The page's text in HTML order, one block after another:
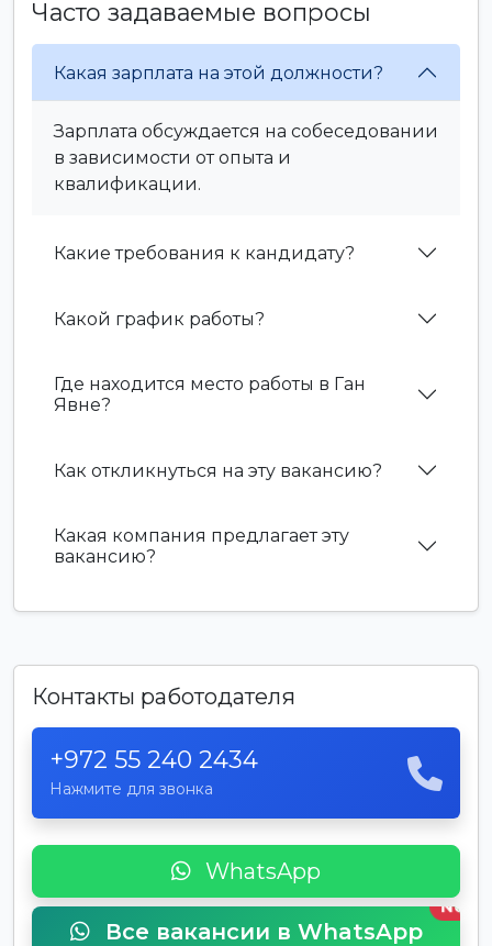
Часто задаваемые вопросы
Какая зарплата на этой должности?
Зарплата обсуждается на собеседовании
в зависимости от опыта и
квалификации.
Какие требования к кандидату?
Какой график работы?
Где находится место работы в Ган
Явне?
Как откликнуться на эту вакансию?
Какая компания предлагает эту
вакансию?
Контакты работодателя
+972 55 240 2434
Нажмите для звонка
WhatsApp
Все вакансии в WhatsApp
New